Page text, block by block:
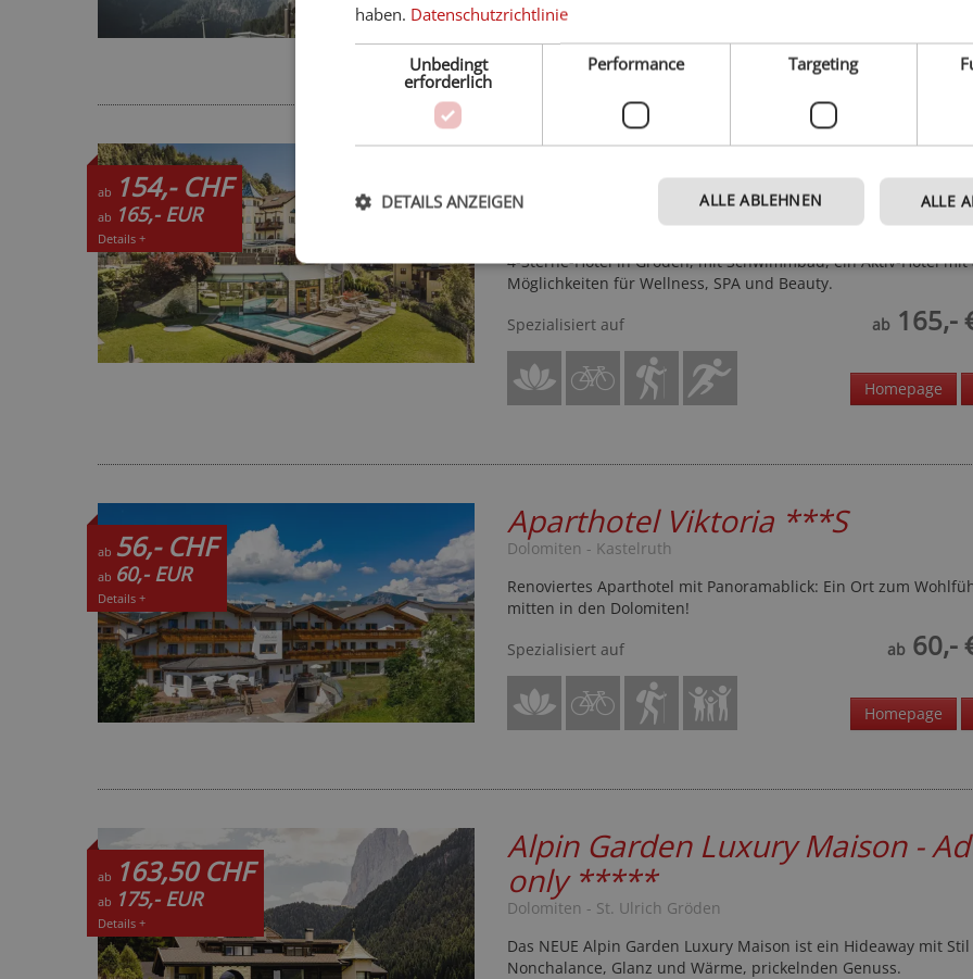
ab 154,- CHF
ab 165,- EUR
Details +
Alpenheim Charming & Spa
****
Dolomiten - St. Ulrich Gröden
4-Sterne-Hotel in Gröden, mit Schwimmbad, ein Aktiv-Hotel mit
Möglichkeiten für Wellness, SPA und Beauty.
Spezialisiert auf
ab165,-
Homepage
ab 56,- CHF
ab 60,- EUR
Details +
Aparthotel Viktoria ***S
Dolomiten - Kastelruth
Renoviertes Aparthotel mit Panoramablick: Ein Ort zum
mitten in den Dolomiten!
Spezialisiert auf
ab60,-
Homepage
ab 163,50 CHF
ab 175,- EUR
Details +
Alpin Garden Luxury Maison -
only *****
Dolomiten - St. Ulrich Gröden
Das NEUE Alpin Garden Luxury Maison ist ein Hideaway mit
Nonchalance, Glanz und Wärme, prickelnden Genuss.
haben. Datenschutzrichtlinie
Unbedingt
erforderlich
Performance Targeting
ALLE
ALLE ABLEHNEN
DETAILS ANZEIGEN